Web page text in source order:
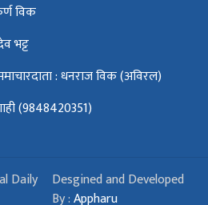
विक
भट्ट
: धनराज विक (अविरल)
(9848420351)
Daily
Desgined and Developed
By :Appharu